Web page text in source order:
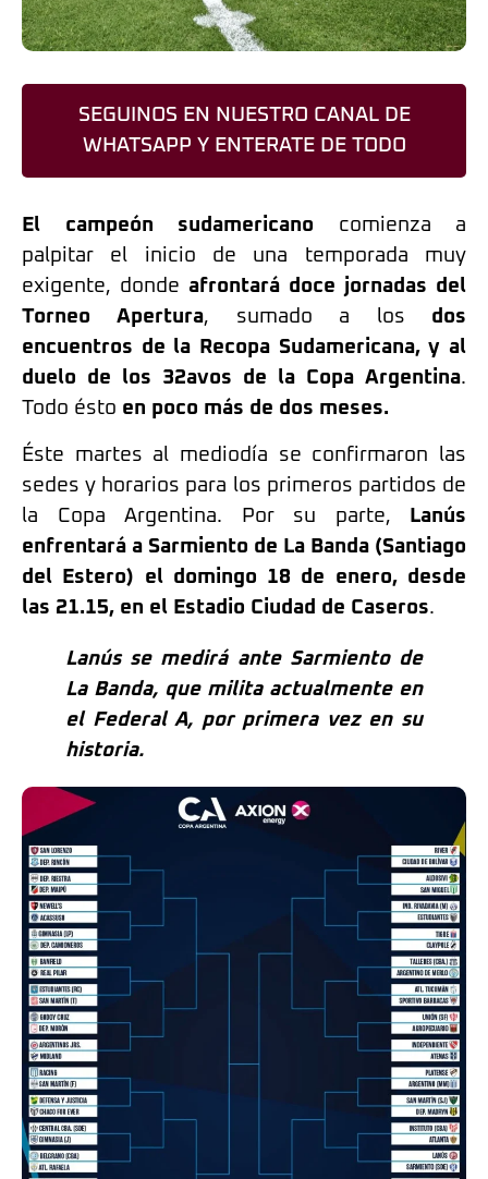
SEGUINOS EN NUESTRO CANAL DE
WHATSAPP Y ENTERATE DE TODO
El campeón sudamericano comienza a
palpitar el inicio de una temporada muy
exigente, donde afrontará doce jornadas del
Torneo Apertura, sumado a los dos
encuentros de la Recopa Sudamericana, y al
duelo de los 32avos de la Copa Argentina.
Todo ésto en poco más de dos meses.
Éste martes al mediodía se confirmaron las
sedes y horarios para los primeros partidos de
la Copa Argentina. Por su parte,
Lanús
enfrentará a Sarmiento de La Banda (Santiago
del Estero) el domingo 18 de enero, desde
las 21.15, en el Estadio Ciudad de Caseros.
Lanús se medirá ante Sarmiento de
La Banda, que milita actualmente en
el Federal A, por primera vez en su
historia.